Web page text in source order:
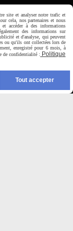
site et analyser notre trafic et
cela, nos partenaires et nous
accéder à des informations
des informations sur
et d'analyse, qui peuvent
ou qu'ils ont collectées lors de
enregistré pour 6 mois, à
de confidentialité : Politique
Tout accepter